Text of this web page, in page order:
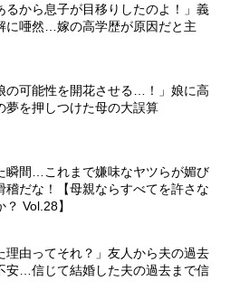
るから息子が目移りしたのよ！」義
に唖然…嫁の高学歴が原因だと主
の可能性を開花させる…！」娘に高
夢を押しつけた母の大誤算
瞬間…これまで嫌味なヤツらが媚び
稽だな！【母親ならすべてを許さな
Vol.28】
理由ってそれ？」友人から夫の過去
安…信じて結婚した夫の過去まで信